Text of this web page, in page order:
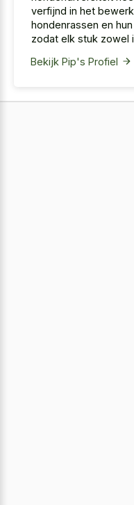
verfijnd in het
hondenrassen en
zodat elk stuk zowel
Bekijk Pip's Profiel